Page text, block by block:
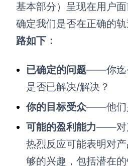
基本部分）呈现在用户
确定我们是否在正确的轨
路如下：
已确定的问题——你迄
是否已解决/解决？
你的目标受众——他们
可能的盈利能力——对
热烈反应可能表明对
够的兴趣，包括潜在的